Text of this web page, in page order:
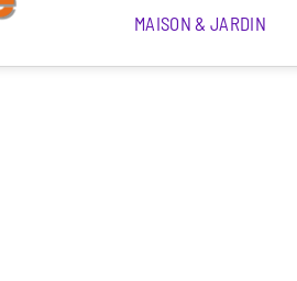
MAISON & JARDIN